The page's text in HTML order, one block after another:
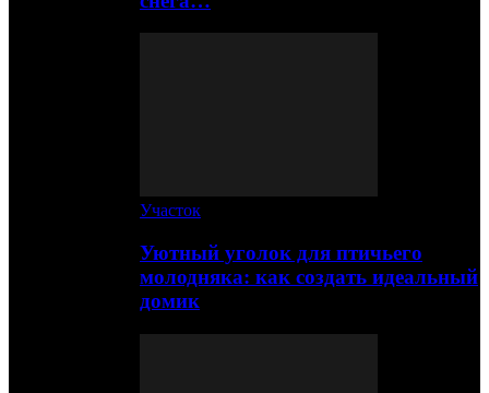
Участок
Уютный уголок для птичьего
молодняка: как создать идеальный
домик